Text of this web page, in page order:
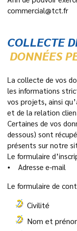
commercial@tct.fr
COLLECTE
DONNÉES
La collecte de vos
les informations
vos projets, ainsi
et de la relation
Certaines de vos
dessous) sont
présents sur notre
Le formulaire
• Adresse e-mail
Le formulaire de
Civilité
Nom et